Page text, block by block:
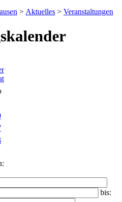
> Aktuelles > Veranstaltungen
bis: